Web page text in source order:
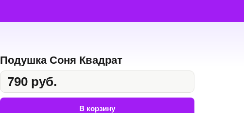
Подушка Соня Квадрат
790 руб.
В корзину